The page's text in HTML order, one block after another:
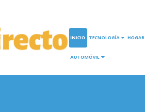
INICIO TECNOLOGÍA HOGAR
AUTOMÓVIL